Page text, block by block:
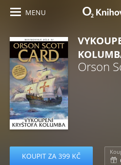
MENU
Orson
KOUPIT ZA 399 KČ